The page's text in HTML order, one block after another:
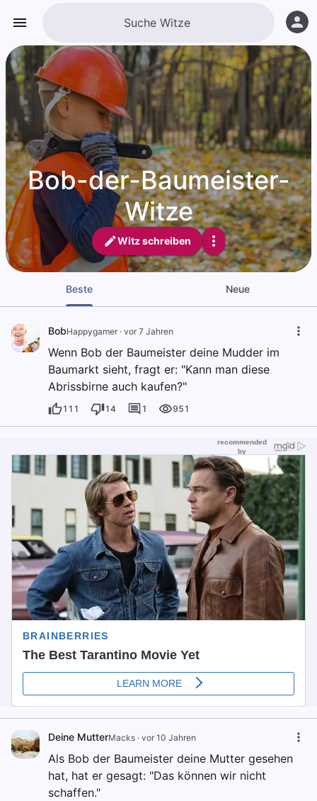
Bob-der-Baumeister-
Witze
Witz schreiben
Beste Neue
BobHappygamer · vor 7 Jahren
Wenn Bob der Baumeister deine Mudder im
Baumarkt sieht, fragt er: "Kann man diese
Abrissbirne auch kaufen?"
111 14 1 951
Deine MutterMacks · vor 10 Jahren
Als Bob der Baumeister deine Mutter gesehen
hat, hat er gesagt: "Das können wir nicht
schaffen."